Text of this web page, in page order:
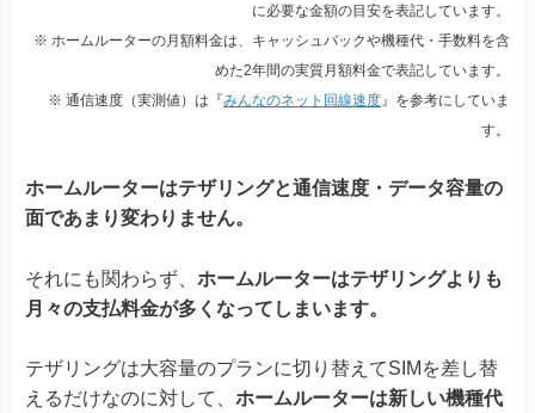
に必要な金額の目安を表記しています。
※ ホームルーターの月額料金は、キャッシュバックや機種代・手数料を含
めた2年間の実質月額料金で表記しています。
※ 通信速度（実測値）は『みんなのネット回線速度 』を参考にしていま
す。
ホームルーターはテザリングと通信速度・データ容量の
面であまり変わりません。
それにも関わらず、 ホームルーターはテザリングよりも
月々の支払料金が多くなってしまいます。
テザリングは大容量のプランに切り替えてSIMを差し替
えるだけなのに対して、 ホームルーターは新しい機種代